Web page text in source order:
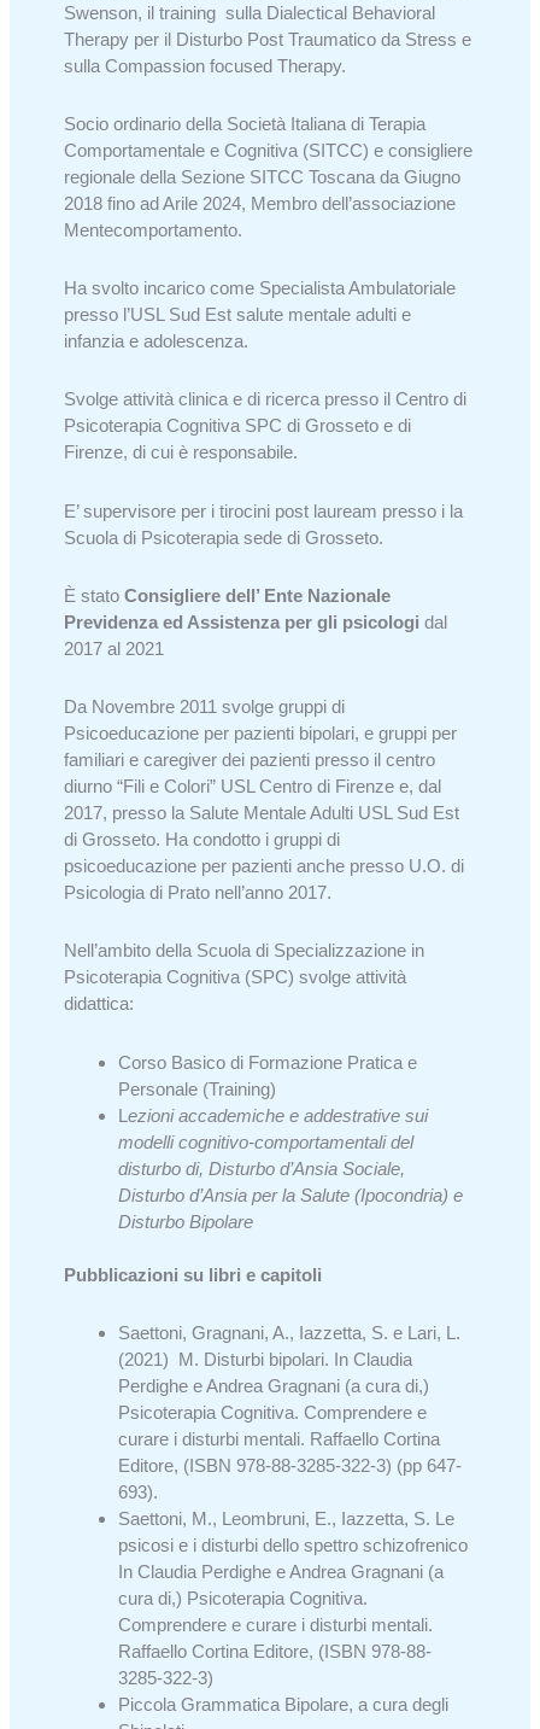
Swenson, il training sulla Dialectical Behavioral
Therapy per il Disturbo Post Traumatico da Stress e
sulla Compassion focused Therapy.
Socio ordinario della Società Italiana di Terapia
Comportamentale e Cognitiva (SITCC) e consigliere
regionale della Sezione SITCC Toscana da Giugno
2018 fino ad Arile 2024, Membro dell’associazione
Mentecomportamento.
Ha svolto incarico come Specialista Ambulatoriale
presso l’USL Sud Est salute mentale adulti e
infanzia e adolescenza.
Svolge attività clinica e di ricerca presso il Centro di
Psicoterapia Cognitiva SPC di Grosseto e di
Firenze, di cui è responsabile.
E’ supervisore per i tirocini post lauream presso i la
Scuola di Psicoterapia sede di Grosseto.
È statoConsigliere dell’ Ente Nazionale
Previdenza ed Assistenza per gli psicologidal
2017 al 2021
Da Novembre 2011 svolge gruppi di
Psicoeducazione per pazienti bipolari, e gruppi per
familiari e caregiver dei pazienti presso il centro
diurno “Fili e Colori” USL Centro di Firenze e, dal
2017, presso la Salute Mentale Adulti USL Sud Est
di Grosseto. Ha condotto i gruppi di
psicoeducazione per pazienti anche presso U.O. di
Psicologia di Prato nell’anno 2017.
Nell’ambito della Scuola di Specializzazione in
Psicoterapia Cognitiva (SPC) svolge attività
didattica:
Corso Basico di Formazione Pratica e
Personale (Training)
Lezioni accademiche e addestrative sui
modelli cognitivo-comportamentali del
disturbo di, Disturbo d’Ansia Sociale,
Disturbo d’Ansia per la Salute (Ipocondria) e
Disturbo Bipolare
Pubblicazioni su libri e capitoli
Saettoni, Gragnani, A., Iazzetta, S. e Lari, L.
(2021) M. Disturbi bipolari. In Claudia
Perdighe e Andrea Gragnani (a cura di,)
Psicoterapia Cognitiva. Comprendere e
curare i disturbi mentali. Raffaello Cortina
Editore, (ISBN 978-88-3285-322-3) (pp 647-
693).
Saettoni, M., Leombruni, E., Iazzetta, S. Le
psicosi e i disturbi dello spettro schizofrenico
In Claudia Perdighe e Andrea Gragnani (a
cura di,) Psicoterapia Cognitiva.
Comprendere e curare i disturbi mentali.
Raffaello Cortina Editore, (ISBN 978-88-
3285-322-3)
Piccola Grammatica Bipolare, a cura degli